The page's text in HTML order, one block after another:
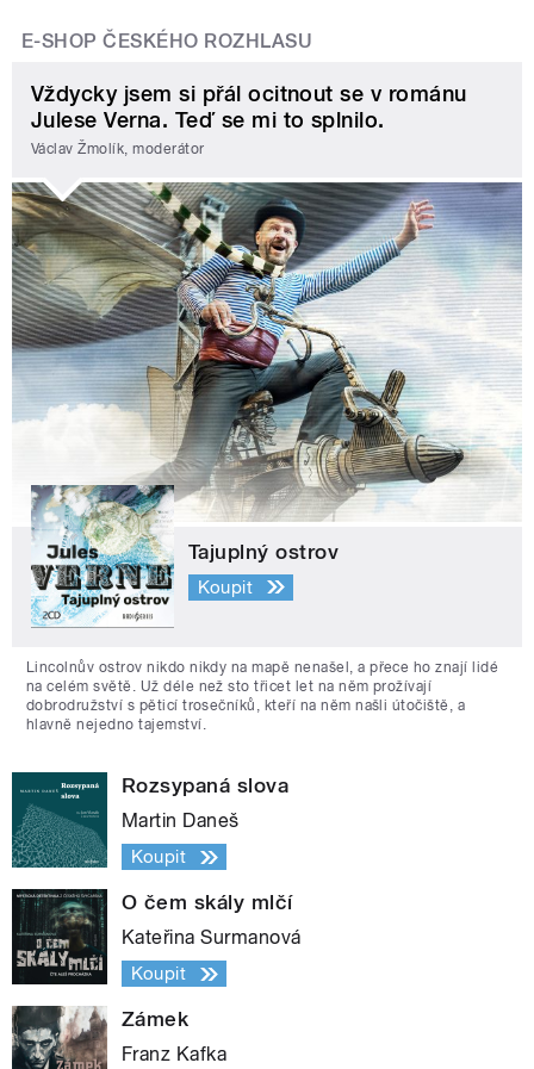
E-SHOP ČESKÉHO ROZHLASU
Vždycky jsem si přál ocitnout se v románu
Julese Verna. Teď se mi to splnilo.
Václav Žmolík, moderátor
Tajuplný ostrov
Koupit
Lincolnův ostrov nikdo nikdy na mapě nenašel, a přece ho znají lidé
na celém světě. Už déle než sto třicet let na něm prožívají
dobrodružství s pěticí trosečníků, kteří na něm našli útočiště, a
hlavně nejedno tajemství.
Rozsypaná slova
Martin Daneš
Koupit
O čem skály mlčí
Kateřina Surmanová
Koupit
Zámek
Franz Kafka